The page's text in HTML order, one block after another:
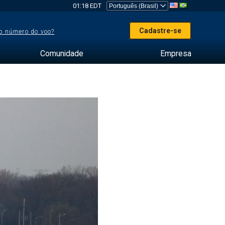
01:18 EDT
número do voo? Cadastre-se
Comunidade Empresa